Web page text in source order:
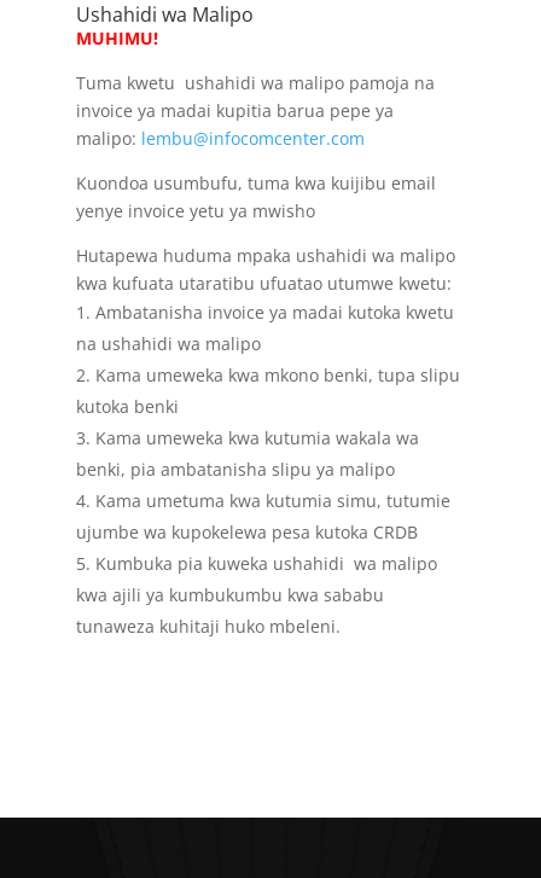
Ushahidi wa Malipo
MUHIMU!
Tuma kwetu ushahidi wa malipo pamoja na
invoice ya madai kupitia barua pepe ya
malipo: lembu@infocomcenter.com
Kuondoa usumbufu, tuma kwa kuijibu email
yenye invoice yetu ya mwisho
Hutapewa huduma mpaka ushahidi wa malipo
kwa kufuata utaratibu ufuatao utumwe kwetu:
Ambatanisha invoice ya madai kutoka kwetu
na ushahidi wa malipo
Kama umeweka kwa mkono benki, tupa slipu
kutoka benki
Kama umeweka kwa kutumia wakala wa
benki, pia ambatanisha slipu ya malipo
Kama umetuma kwa kutumia simu, tutumie
ujumbe wa kupokelewa pesa kutoka CRDB
Kumbuka pia kuweka ushahidi wa malipo
kwa ajili ya kumbukumbu kwa sababu
tunaweza kuhitaji huko mbeleni.